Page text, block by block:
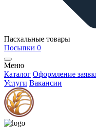
Пасхальные товары
Посыпки 0
Меню
Каталог Оформление
Услуги Вакансии